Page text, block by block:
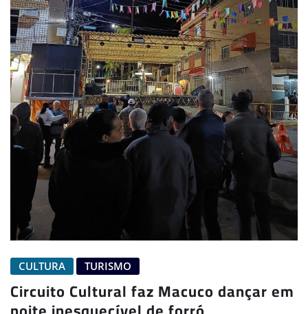
CULTURA TURISMO
Circuito Cultural faz Macuco dançar em